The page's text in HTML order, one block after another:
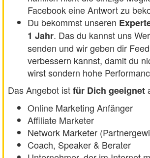
Facebook eine Antwort zu
Du bekommst unseren
1 Jahr. Das du kannst uns
senden und wir geben dir
verbessern kannst, damit du
wirst sondern hohe
Das Angebot istfür Dich geeignet
Online Marketing Anfänger
Affiliate Marketer
Network Marketer
Coach, Speaker & Berater